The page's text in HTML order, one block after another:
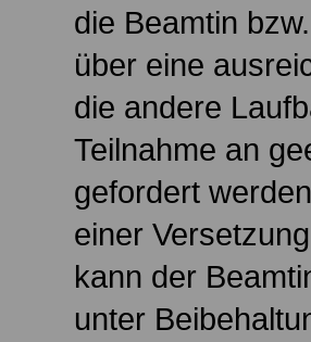
die Beamtin
über eine
die andere
Teilnahme an
gefordert
einer
kann der
unter